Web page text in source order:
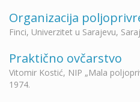
Organizacija
Finci, Univerzitet u Sarajevu,
Praktično ovčarstvo
Vitomir Kostić, NIP „Mala
1974.